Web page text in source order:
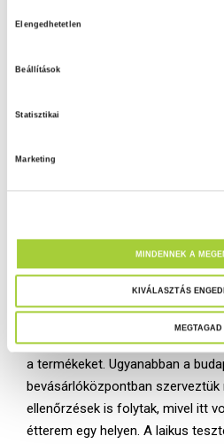
Elengedhetetlen
Beállítások
Statisztikai
Marketing
MINDENNEK A
KIVÁLASZTÁS
MEGTAGAD
következtetés levonására nem
A legkedveltebb
A kedveltségi kóstoláskor
a termékeket. Ugyanabban a
bevásárlóközpontban
ellenőrzések is folytak, mivel itt
étterem egy helyen. A laikus